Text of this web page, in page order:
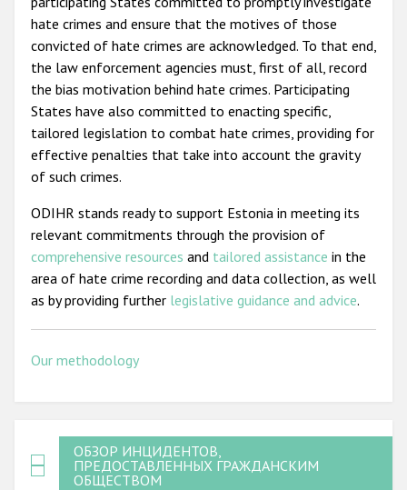
hate crimes and ensure that the motives of those
convicted of hate crimes are acknowledged. To that end,
the law enforcement agencies must, first of all, record
the bias motivation behind hate crimes. Participating
States have also committed to enacting specific,
tailored legislation to combat hate crimes, providing for
effective penalties that take into account the gravity
of such crimes.
ODIHR stands ready to support Estonia in meeting its
relevant commitments through the provision of
comprehensive resources and tailored assistance in the
area of hate crime recording and data collection, as well
as by providing further legislative guidance and advice.
Our methodology
ОБЗОР ИНЦИДЕНТОВ,
ПРЕДОСТАВЛЕННЫХ ГРАЖДАНСКИМ
ОБЩЕСТВОМ